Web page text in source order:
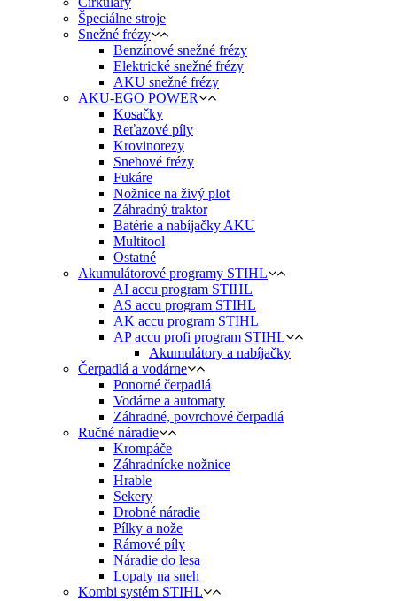
Špeciálne stroje
Snežné frézy
Benzínové snežné frézy
Elektrické snežné frézy
AKU snežné frézy
AKU-EGO POWER
Kosačky
Reťazové píly
Krovinorezy
Snehové frézy
Fukáre
Nožnice na živý plot
Záhradný traktor
Batérie a nabíjačky AKU
Multitool
Ostatné
Akumulátorové programy STIHL
AI accu program STIHL
AS accu program STIHL
AK accu program STIHL
AP accu profi program STIHL
Akumulátory a nabíjačky
Čerpadlá a vodárne
Ponorné čerpadlá
Vodárne a automaty
Záhradné, povrchové čerpadlá
Ručné náradie
Krompáče
Záhradnícke nožnice
Hrable
Sekery
Drobné náradie
Pílky a nože
Rámové píly
Náradie do lesa
Lopaty na sneh
Kombi systém STIHL